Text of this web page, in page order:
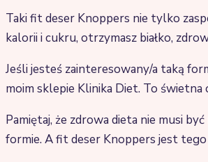
Taki fit deser Knoppers nie tylko
kalorii i cukru, otrzymasz białko,
Jeśli jesteś zainteresowany/a taką
moim sklepie Klinika Diet. To świetna
Pamiętaj, że zdrowa dieta nie musi
formie. A fit deser Knoppers jest